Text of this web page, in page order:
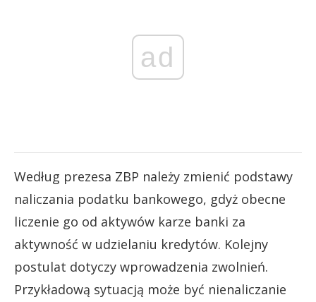
ad
Według prezesa ZBP należy zmienić podstawy
naliczania podatku bankowego, gdyż obecne
liczenie go od aktywów karze banki za
aktywność w udzielaniu kredytów. Kolejny
postulat dotyczy wprowadzenia zwolnień.
Przykładową sytuacją może być nienaliczanie